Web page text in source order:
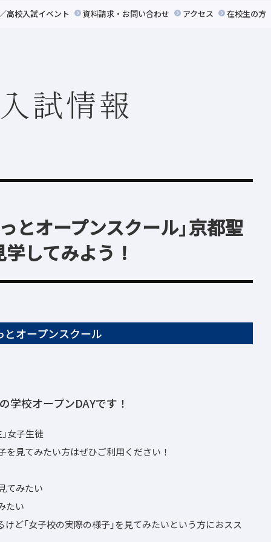
高校入試イベント 資料請求・ お問い合わせ アクセス 在校生の方
入試情報
とオープンスクール」京都聖
してみよう！
オープンスクール
学校オープンDAYです！
女子生徒
見てみたい方はぜひご利用ください！
てみたい
たい
ど「女子校の実際の様子」を見てみたいという方におスス